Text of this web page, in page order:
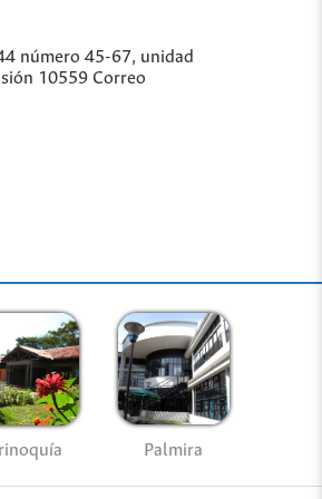
número 45-67, unidad
10559 Correo
Palmira